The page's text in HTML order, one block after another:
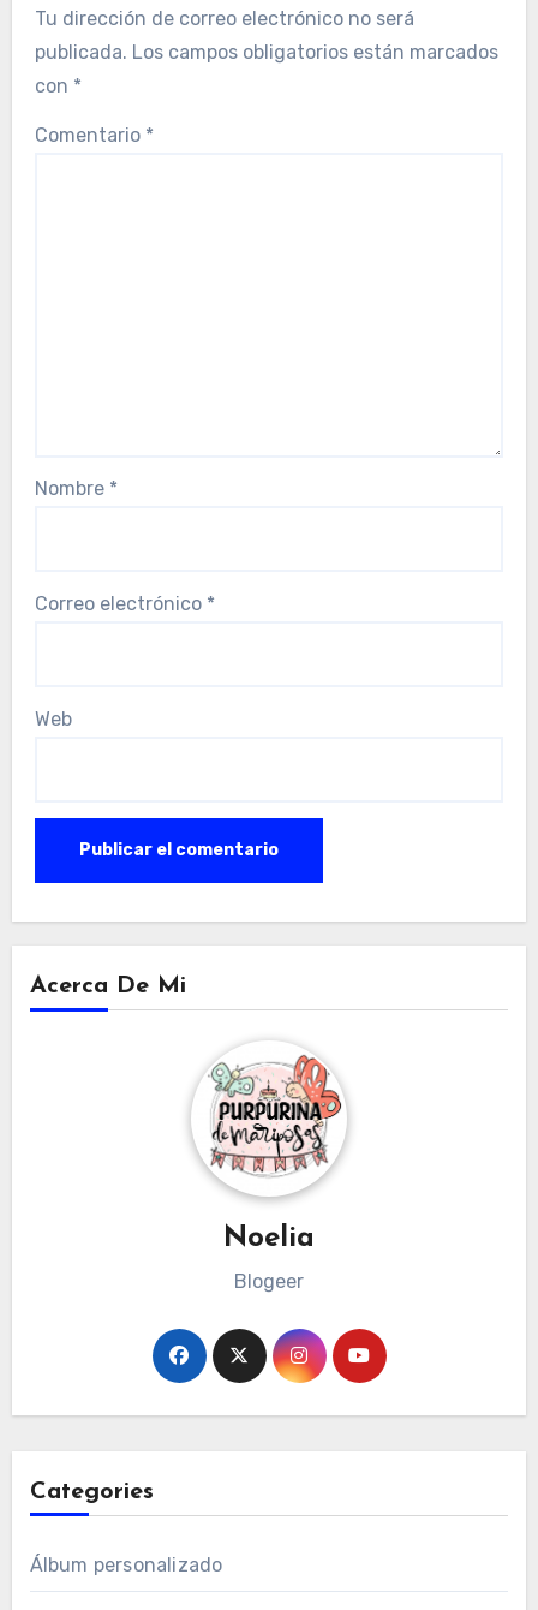
Tu dirección de correo electrónico no será
publicada. Los campos obligatorios están marcados
con *
Comentario *
Nombre *
Correo electrónico *
Web
Acerca De Mi
Noelia
Blogeer
Categories
Álbum personalizado